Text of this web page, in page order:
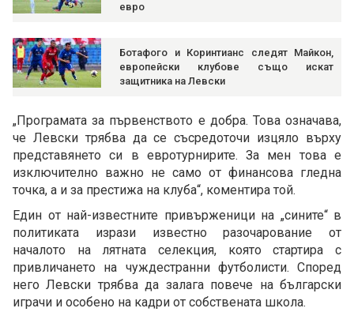
евро
Ботафого и Коринтианс следят Майкон,
европейски клубове също искат
защитника на Левски
„Програмата за първенството е добра. Това означава,
че Левски трябва да се съсредоточи изцяло върху
представянето си в евротурнирите. За мен това е
изключително важно не само от финансова гледна
точка, а и за престижа на клуба“, коментира той.
Един от най-известните привърженици на „сините“ в
политиката изрази известно разочарование от
началото на лятната селекция, която стартира с
привличането на чуждестранни футболисти. Според
него Левски трябва да залага повече на български
играчи и особено на кадри от собствената школа.